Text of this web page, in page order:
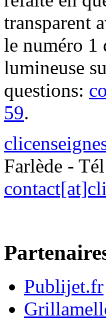
transparent
le numéro 1
lumineuse
questions:
59.
Farlède -
Publijet.fr